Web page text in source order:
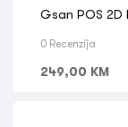
Gsan POS 2D
0 Recenzija
249,00 KM